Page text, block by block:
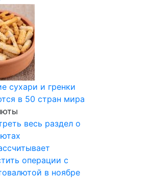
сухари и гренки
в 50 стран мира
операции с
в ноябре